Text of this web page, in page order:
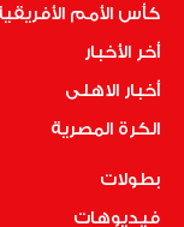
كأس الأمم
أخر الأخبار
أخبار الاهلى
الكرة المصرية
بطولات
فيديوهات